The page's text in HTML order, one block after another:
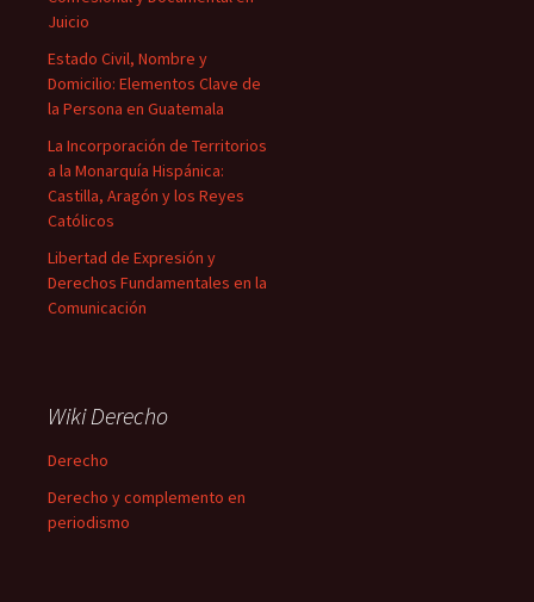
Juicio
Estado Civil, Nombre y
Domicilio: Elementos Clave de
la Persona en Guatemala
La Incorporación de Territorios
a la Monarquía Hispánica:
Castilla, Aragón y los Reyes
Católicos
Libertad de Expresión y
Derechos Fundamentales en la
Comunicación
Wiki Derecho
Derecho
Derecho y complemento en
periodismo